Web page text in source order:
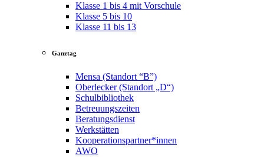
Klasse 1 bis 4 mit Vorschule
Klasse 5 bis 10
Klasse 11 bis 13
Ganztag
Mensa (Standort “B”)
Oberlecker (Standort „D“)
Schulbibliothek
Betreuungszeiten
Beratungsdienst
Werkstätten
Kooperationspartner*innen
AWO